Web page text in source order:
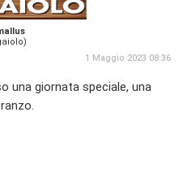
1 Maggio 2023 08:36
una giornata speciale, una